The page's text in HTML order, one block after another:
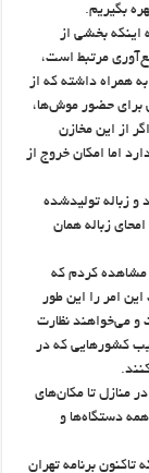
بگیریم.
اینکه بخشی از
مرتبط است،
همراه داشته که از
برای حضور موش‌ها،
از این مخازن
اما امکان خروج از
و زباله تولیدشده
زباله همان
مشاهده کردم که
امر را این طور
و می‌خواهند نظارت
کشورهایی که در
منازل تا مکان‌های
همه دستگاه‌ها و
برنامه تهران